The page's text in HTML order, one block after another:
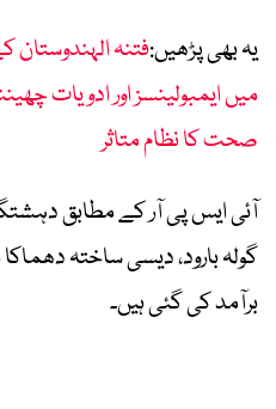
یہ بھی پڑھیں:فتنہ
میں ایمبولینسز اور ادویات
صحت کا نظام متاثر
آئی ایس پی آر کے مطابق
گولہ بارود، دیسی ساختہ دھماکا
برآمد کی گئی ہیں۔